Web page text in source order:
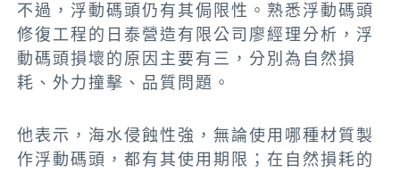
不過，浮動碼頭仍有其侷限性。熟悉浮動碼頭
修復工程的日泰營造有限公司廖經理分析，浮
動碼頭損壞的原因主要有三，分別為 自然損
耗、外力撞擊、品質問題。
他表示，海水侵蝕性強，無論使用哪種材質製
作浮動碼頭，都有其使用期限；在自然損耗的